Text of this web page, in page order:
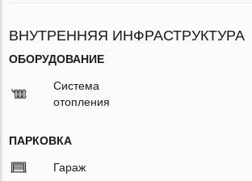
ВНУТРЕННЯЯ ИНФРАСТРУКТУРА
ОБОРУДОВАНИЕ
Система
отопления
ПАРКОВКА
Гараж